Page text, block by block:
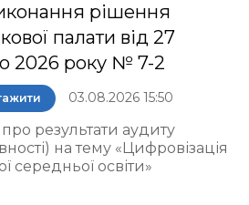
рішення
палати від 27
2026 року № 7-2
03.08.2026 15:50
результати аудиту
на тему «Цифровізація
середньої освіти»